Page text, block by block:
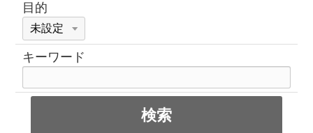
目的
キーワード